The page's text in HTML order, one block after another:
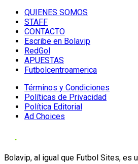
QUIENES SOMOS
STAFF
CONTACTO
Escribe en Bolavip
RedGol
APUESTAS
Futbolcentroamerica
Términos y Condiciones
Políticas de Privacidad
Política Editorial
Ad Choices
Bolavip, al igual que Futbol Sites, es